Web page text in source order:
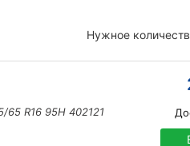
Нужное
65 R16 95H 402121